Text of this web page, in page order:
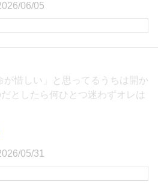
06/05
が惜しい」と思ってるうちは開か
としたら何ひとつ迷わずオレは
05/31